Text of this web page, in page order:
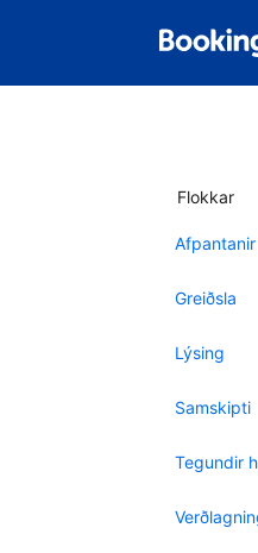
Flokkar
Afpantanir
Greiðsla
Lýsing
Samskipti
Tegundir